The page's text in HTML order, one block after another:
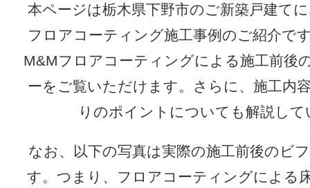
本ページは栃木県下野市のご新築戸建て
フロアコーティング施工事例のご紹介で
M&Mフロアコーティングによる施工前後
ーをご覧いただけます。さらに、施工内
りのポイントについても解説して
なお、以下の写真は実際の施工前後のビ
す。つまり、フロアコーティングによる